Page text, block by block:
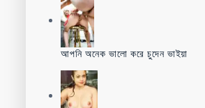
আপনি অনেক ভালো করে চুদেন ভাইয়া